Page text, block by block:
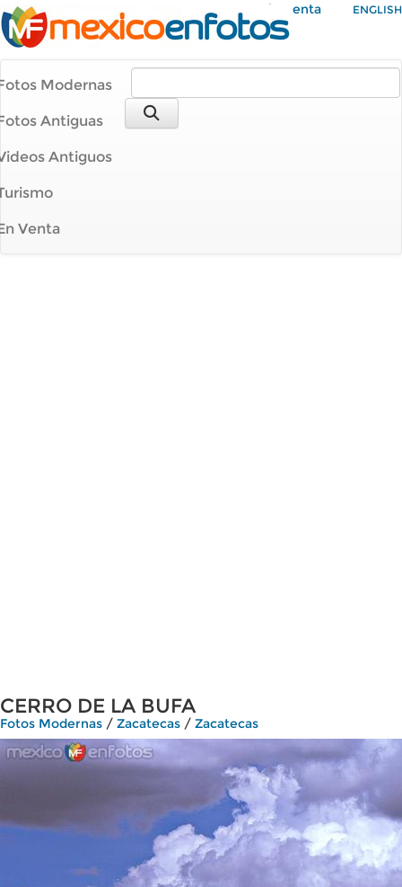
Mi Cuenta ENGLISH
Modernas
Antiguas
Antiguos
Venta
CERRO DE LA BUFA
Fotos Modernas / Zacatecas / Zacatecas